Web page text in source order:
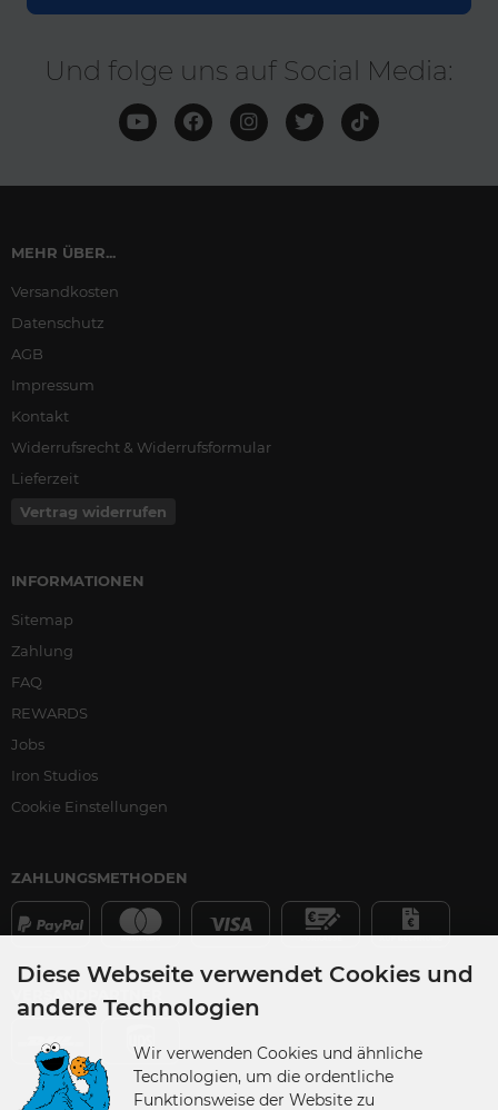
Und folge uns auf Social Media:
MEHR ÜBER...
Versandkosten
Datenschutz
AGB
Impressum
Kontakt
Widerrufsrecht & Widerrufsformular
Lieferzeit
Vertrag widerrufen
INFORMATIONEN
Sitemap
Zahlung
FAQ
REWARDS
Jobs
Iron Studios
Cookie Einstellungen
ZAHLUNGSMETHODEN
VERSANDPARTNER
Diese Webseite verwendet Cookies und
andere Technologien
Wir verwenden Cookies und ähnliche
Technologien, um die ordentliche
Funktionsweise der Website zu